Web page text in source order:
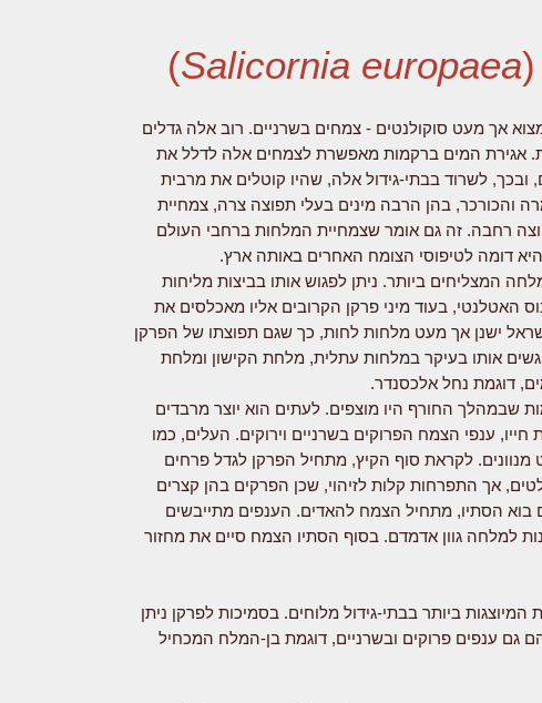
(
Salicornia europaea
)
אך מעט סוקולנטים - צמחים בשרניים. רוב אלה גדלים
אגירת המים ברקמות מאפשרת לצמחים אלה לדלל את
לשרוד בבתי-גידול אלה, שהיו קוטלים את מרבית
והכורכר, בהן הרבה מינים בעלי תפוצה צרה, צמחיית
רחבה. זה גם אומר שצמחיית המלחות ברחבי העולם
דומה לטיפוסי הצומח האחרים באותה ארץ.
המצליחים ביותר. ניתן לפגוש אותו בביצות מליחות
האטלנטי, בעוד מיני פרקן הקרובים אליו מאכלסים את
ישנן אך מעט מלחות לחות, כך שגם תפוצתו של הפרקן
אותו בעיקר במלחות עתלית, מלחת הקישון ומלחת
דוגמת נחל אלכסנדר.
שבמהלך החורף היו מוצפים. לעתים הוא יוצר מרבדים
ענפי הצמח הפרוקים בשרניים וירוקים. העלים, כמו
מנוונים. לקראת סוף הקיץ, מתחיל הפרקן לגדל פרחים
אך התפרחות קלות לזיהוי, שכן הפרקים בהן קצרים
בוא הסתיו, מתחיל הצמח להאדים. הענפים מתייבשים
למלחה גוון אדמדם. בסוף הסתיו הצמח סיים את מחזור
ביותר בבתי-גידול מלוחים. בסמיכות לפרקן ניתן
גם ענפים פרוקים ובשרניים, דוגמת בן-המלח המכחיל